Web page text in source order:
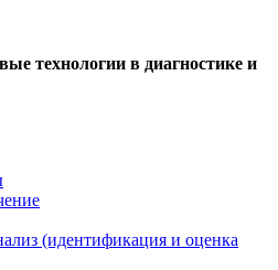
технологии в диагностике и
(идентификация и оценка